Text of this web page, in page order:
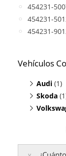
454231-
454231-
454231-
Vehículos
Audi (1)
A6
Skoda